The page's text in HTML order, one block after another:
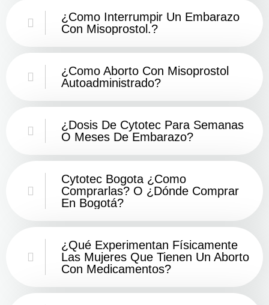
¿como Interrumpir Un Embarazo
Con Misoprostol.?
¿Como Aborto Con Misoprostol
Autoadministrado?
¿Dosis De Cytotec Para Semanas
O Meses De Embarazo?
Cytotec Bogota ¿Como
Comprarlas? O ¿Dónde Comprar
En Bogotá?
¿Qué Experimentan Físicamente
Las Mujeres Que Tienen Un Aborto
Con Medicamentos?